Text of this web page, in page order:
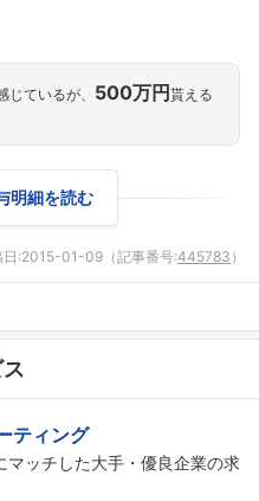
ーしませんか？
じているが、 500万円 貰える
明細を読む
日:2015-01-09 （記事番号:445783 ）
ティング
マッチした大手・優良企業の求